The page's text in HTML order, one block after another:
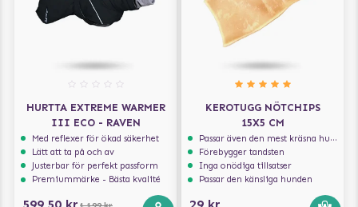
HURTTA EXTREME WARMER
III ECO - RAVEN
Med reflexer för ökad säkerhet
Lätt att ta på och av
Justerbar för perfekt passform
Premiummärke - Bästa kvalité
599,50 kr
KEROTUGG NÖTCHIPS
15X5 CM
Passar även den mest kräsna hunden
Förebygger tandsten
Inga onödiga tillsatser
Passar den känsliga hunden
29 kr